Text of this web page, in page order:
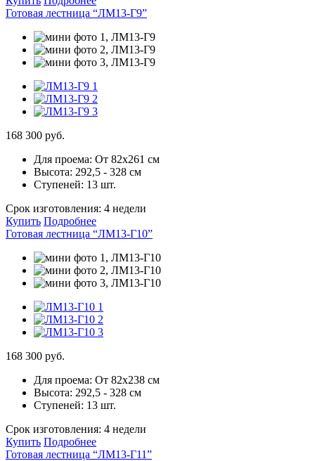
Готовая лестница “ЛМ13-Г9”
168 300 руб.
Для проема: От 82х261 см
Высота: 292,5 - 328 см
Ступеней: 13 шт.
Срок изготовления: 4 недели
Купить Подробнее
Готовая лестница “ЛМ13-Г10”
168 300 руб.
Для проема: От 82х238 см
Высота: 292,5 - 328 см
Ступеней: 13 шт.
Срок изготовления: 4 недели
Купить Подробнее
Готовая лестница “ЛМ13-Г11”